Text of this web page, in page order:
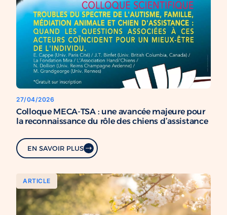
27/04/2026
Colloque MECA-TSA : une avancée majeure pour
la reconnaissance du rôle des chiens d’assistance
EN SAVOIR PLUS
ARTICLE